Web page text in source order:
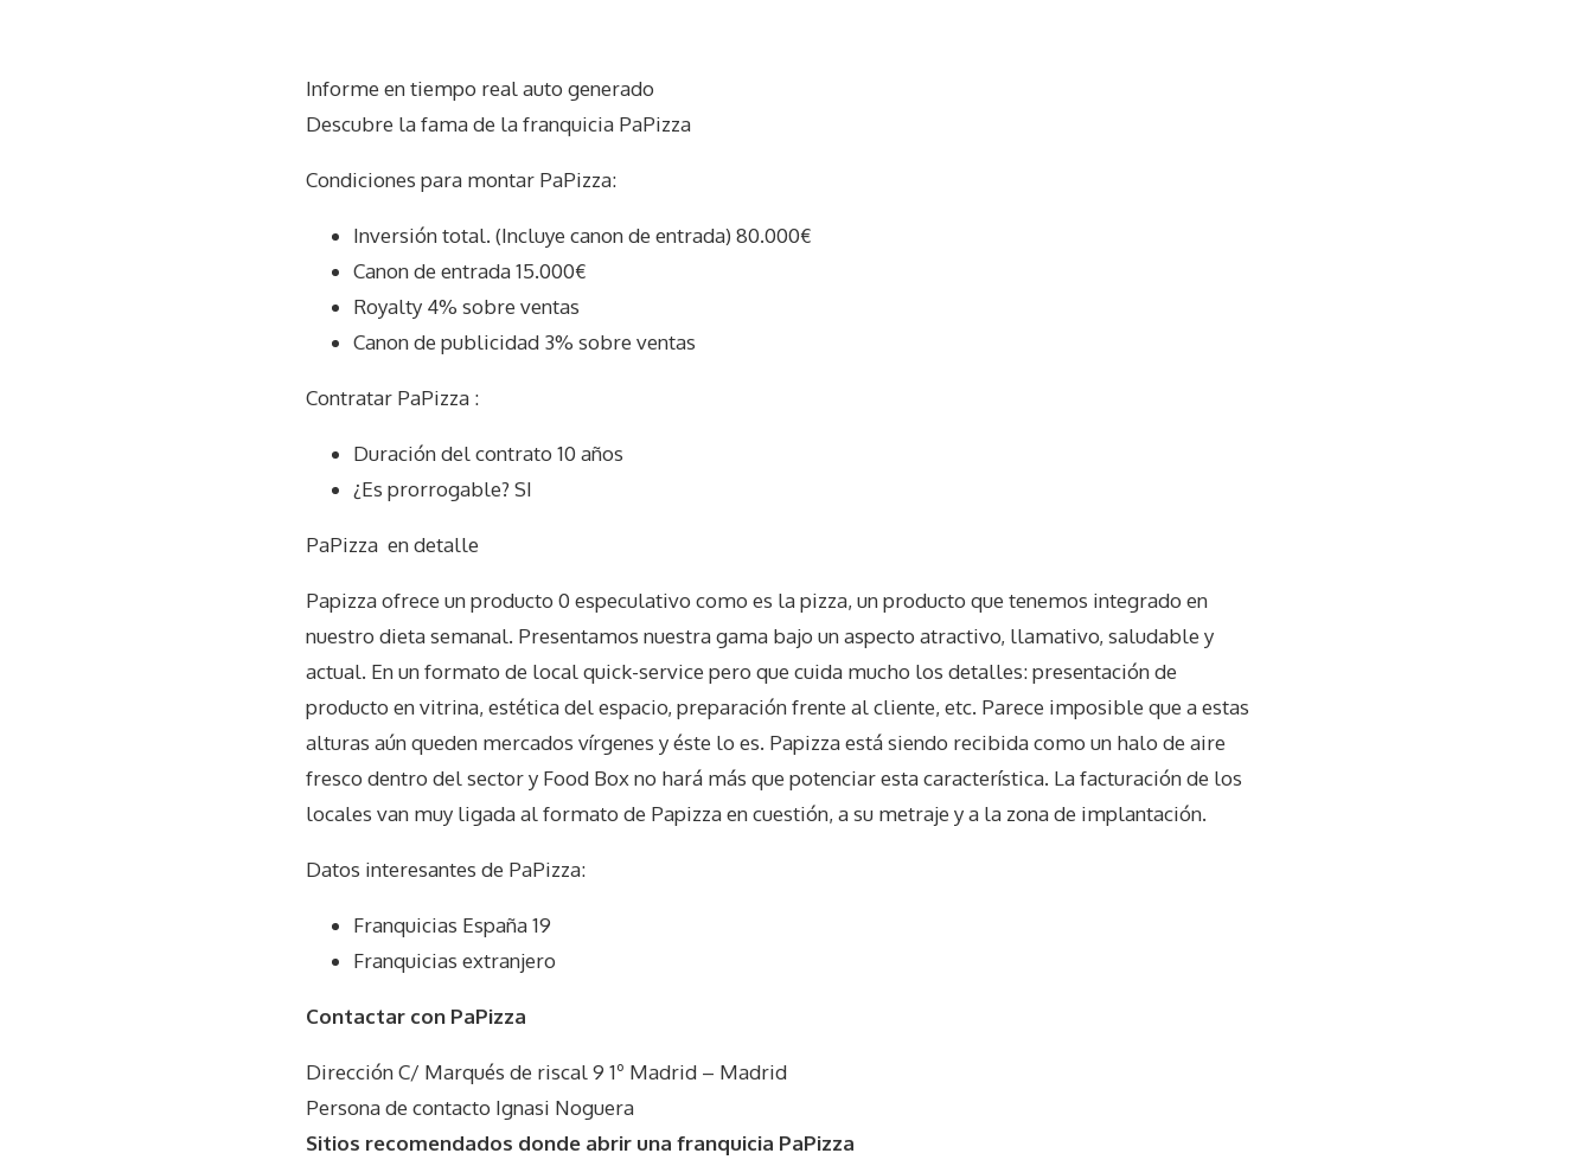
Informe en tiempo real auto generado
Descubre la fama de la franquicia PaPizza
Condiciones para montar PaPizza:
Inversión total. (Incluye canon de entrada) 80.000€
Canon de entrada 15.000€
Royalty 4% sobre ventas
Canon de publicidad 3% sobre ventas
Contratar PaPizza :
Duración del contrato 10 años
¿Es prorrogable? SI
PaPizza en detalle
Papizza ofrece un producto 0 especulativo como es la pizza, un producto que tenemos integrado en
nuestro dieta semanal. Presentamos nuestra gama bajo un aspecto atractivo, llamativo, saludable y
actual. En un formato de local quick-service pero que cuida mucho los detalles: presentación de
producto en vitrina, estética del espacio, preparación frente al cliente, etc. Parece imposible que a estas
alturas aún queden mercados vírgenes y éste lo es. Papizza está siendo recibida como un halo de aire
fresco dentro del sector y Food Box no hará más que potenciar esta característica. La facturación de los
locales van muy ligada al formato de Papizza en cuestión, a su metraje y a la zona de implantación.
Datos interesantes de PaPizza:
Franquicias España 19
Franquicias extranjero
Contactar con PaPizza
Dirección C/ Marqués de riscal 9 1º Madrid – Madrid
Persona de contacto Ignasi Noguera
Sitios recomendados donde abrir una franquicia PaPizza